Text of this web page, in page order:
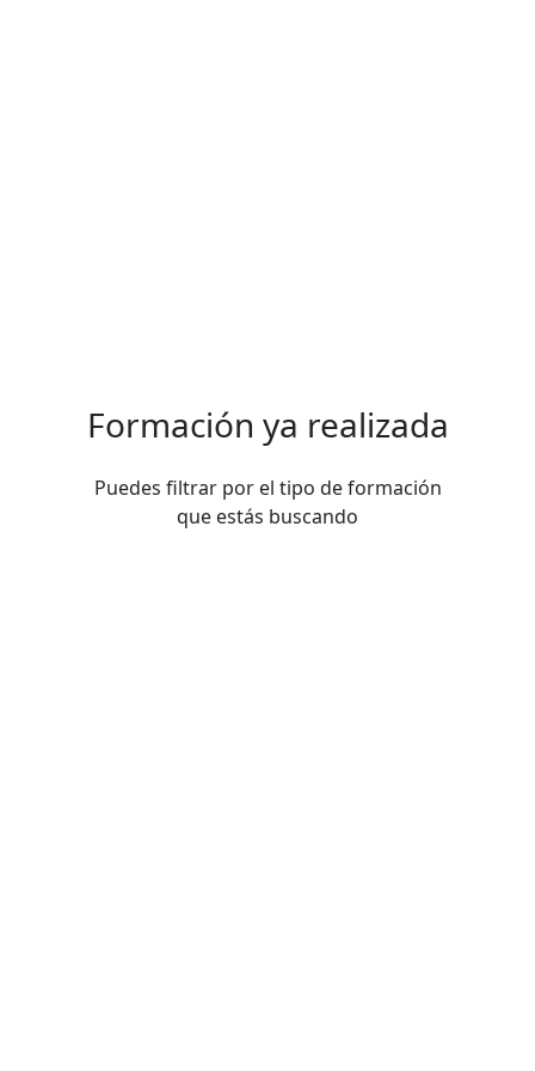
Formación ya realizada
Puedes filtrar por el tipo de formación
que estás buscando